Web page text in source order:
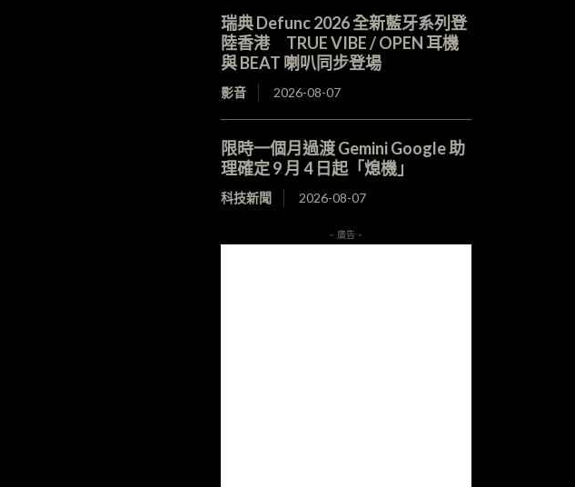
瑞典 Defunc 2026 全新藍牙系列登
陸香港 TRUE VIBE / OPEN 耳機
與 BEAT 喇叭同步登場
影音 2026-08-07
限時一個月過渡 Gemini Google 助
理確定 9 月 4 日起「熄機」
科技新聞 2026-08-07
- 廣告 -